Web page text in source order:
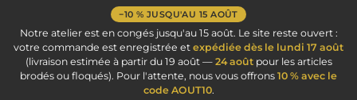
−10 % JUSQU'AU 15 AOÛT
Notre atelier est en congés jusqu'au 15 août. Le site reste ouvert :
votre commande est enregistrée et expédiée dès le lundi 17 août
(livraison estimée à partir du 19 août — 24 aoûtpour les articles
brodés ou floqués). Pour l'attente, nous vous offrons 10 % avec le
code AOUT10.